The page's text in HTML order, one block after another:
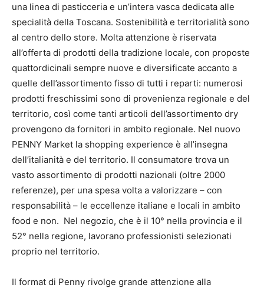
una linea di pasticceria e un’intera vasca dedicata alle
specialità della Toscana. Sostenibilità e territorialità sono
al centro dello store. Molta attenzione è riservata
all’offerta di prodotti della tradizione locale, con proposte
quattordicinali sempre nuove e diversificate accanto a
quelle dell’assortimento fisso di tutti i reparti: numerosi
prodotti freschissimi sono di provenienza regionale e del
territorio, così come tanti articoli dell’assortimento dry
provengono da fornitori in ambito regionale. Nel nuovo
PENNY Market la shopping experience è all’insegna
dell’italianità e del territorio. Il consumatore trova un
vasto assortimento di prodotti nazionali (oltre 2000
referenze), per una spesa volta a valorizzare – con
responsabilità – le eccellenze italiane e locali in ambito
food e non. Nel negozio, che è il 10° nella provincia e il
52° nella regione, lavorano professionisti selezionati
proprio nel territorio.
Il format di Penny rivolge grande attenzione alla